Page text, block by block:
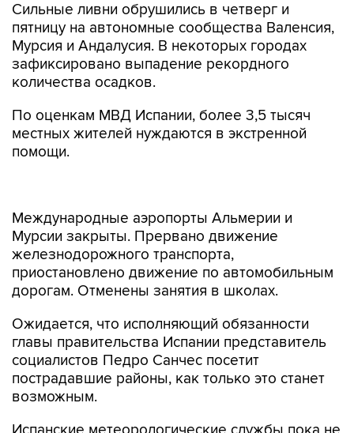
Сильные ливни обрушились в четверг и
пятницу на автономные сообщества Валенсия,
Мурсия и Андалусия. В некоторых городах
зафиксировано выпадение рекордного
количества осадков.
По оценкам МВД Испании, более 3,5 тысяч
местных жителей нуждаются в экстренной
помощи.
железнодорожного транспорта,
приостановлено движение по автомобильным
дорогам. Отменены занятия в школах.
Ожидается, что исполняющий обязанности
социалистов Педро Санчес посетит
пострадавшие районы, как только это станет
возможным.
Испанские метеорологические службы пока не